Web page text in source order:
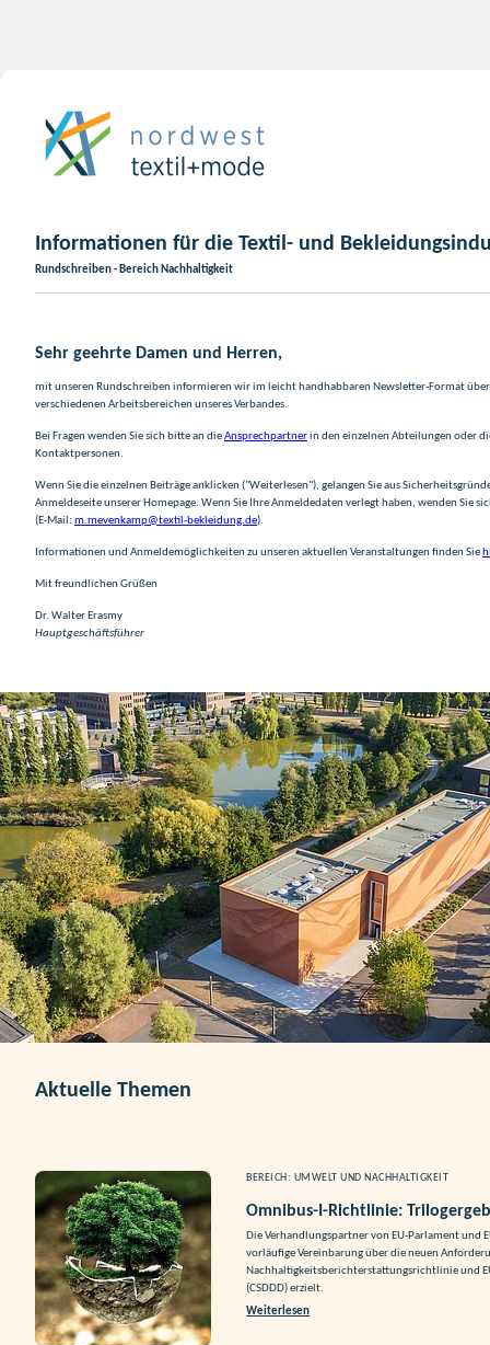
Informationen für die Textil- und
Rundschreiben - Bereich Nachhaltigkeit
Sehr geehrte Damen und Herren,
mit unseren Rundschreiben informieren wir im leicht handhabbaren Newsletter-Format über
verschiedenen Arbeitsbereichen unseres Verbandes.
Bei Fragen wenden Sie sich bitte an dieAnsprechpartnerin den einzelnen Abteilungen oder
Kontaktpersonen.
Wenn Sie die einzelnen Beiträge anklicken ("Weiterlesen"), gelangen Sie aus
Anmeldeseite unserer Homepage. Wenn Sie Ihre Anmeldedaten verlegt haben, wenden Sie
(E-Mail: m.mevenkamp@textil-bekleidung.de).
Informationen und Anmeldemöglichkeiten zu unseren aktuellen Veranstaltungen finden Sie
Mit freundlichen Grüßen
Dr. Walter Erasmy
Hauptgeschäftsführer
Aktuelle Themen
BEREICH: UMWELT UND NACHHALTIGKEIT
Omnibus-I-Richtlinie:
Die Verhandlungspartner von EU-Parlament und
vorläufige Vereinbarung über die neuen
Nachhaltigkeitsberichterstattungsrichtlinie und
(CSDDD) erzielt.
Weiterlesen